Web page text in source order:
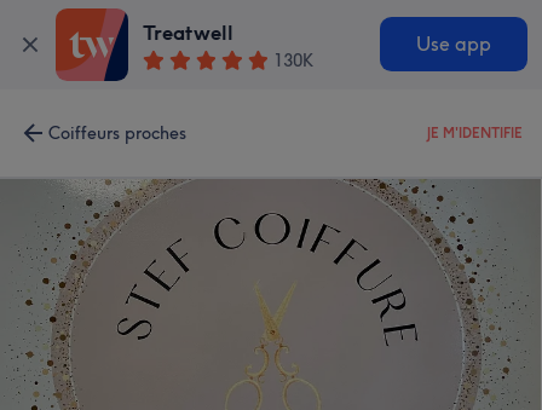
Treatwell
130K
Use app
Coiffeurs proches JE M'IDENTIFIE